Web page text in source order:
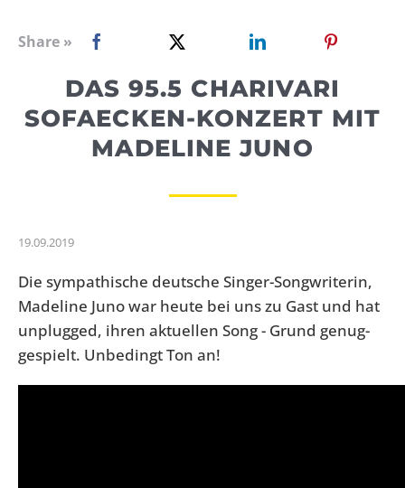
Share »
DAS 95.5 CHARIVARI
SOFAECKEN-KONZERT MIT
MADELINE JUNO
19.09.2019
Die sympathische deutsche Singer-Songwriterin,
Madeline Juno war heute bei uns zu Gast und hat
unplugged, ihren aktuellen Song - Grund genug-
gespielt. Unbedingt Ton an!